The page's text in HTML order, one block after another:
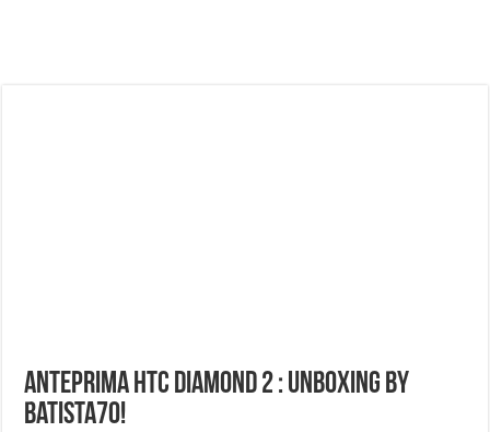
Anteprima HTC Diamond 2 : Unboxing by
Batista70!